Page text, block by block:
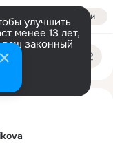
Войти
улучшить
менее 13 лет,
законный